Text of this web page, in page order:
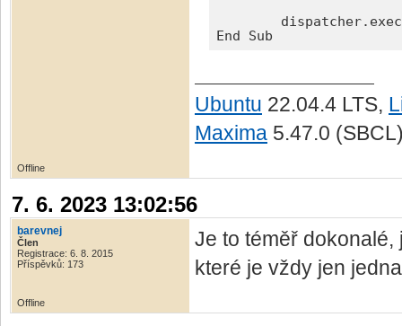
End Sub
Ubuntu 22.04.4 LTS,
Maxima 5.47.0
Offline
7. 6. 2023 13:02:56
barevnej
Člen
Registrace: 6. 8. 2015
Příspěvků: 173
Je to téměř
které je vždy jen
Offline